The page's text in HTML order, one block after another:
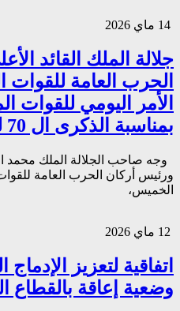
جلالة الملك القائد
الحرب العامة للقوات
الأمر اليومي للقوات
بمناسبة الذكرى ال 70 لتأسيسها
وجه صاحب الجلالة الملك محمد
ورئيس أركان الحرب العامة
الخميس،
اتفاقية لتعزيز
وضعية إعاقة بالقطاع